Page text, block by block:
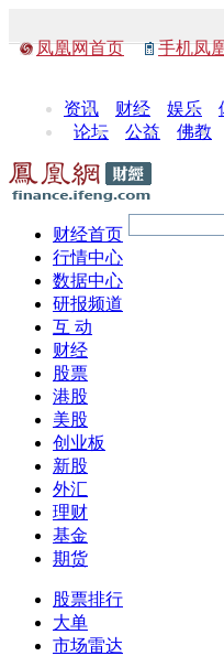
凤凰网首页 手机凤
资讯 财经 娱乐
论坛
公益 佛教
财经首页
行情中心
数据中心
研报频道
互 动
财经
股票
港股
美股
创业板
新股
外汇
理财
基金
期货
股票排行
大单
市场雷达